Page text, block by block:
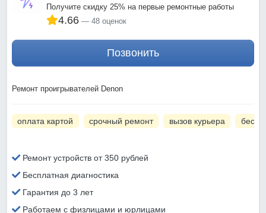
Получите скидку 25% на первые ремонтные работы
4.66 48 оценок
Позвонить
Ремонт проигрывателей Denon
оплата картой срочный ремонт вызов курьера
Ремонт устройств от 350 рублей
Бесплатная диагностика
Гарантия до 3 лет
Работаем с физлицами и юрлицами